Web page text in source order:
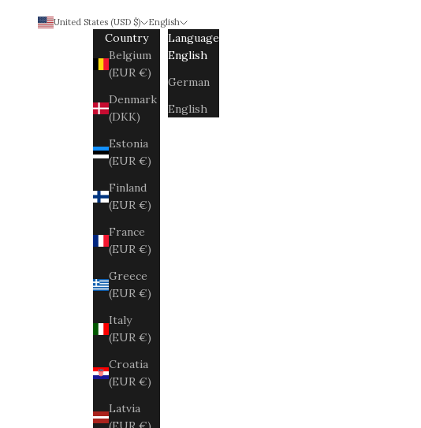
United States (USD $)
Country
Belgium
(EUR €)
Denmark
(DKK)
Estonia
(EUR €)
Finland
(EUR €)
France
(EUR €)
Greece
(EUR €)
Italy
(EUR €)
Croatia
(EUR €)
Latvia
English
Language
English
German
English